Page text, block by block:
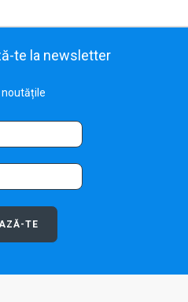
te la newsletter
noutățile
TE